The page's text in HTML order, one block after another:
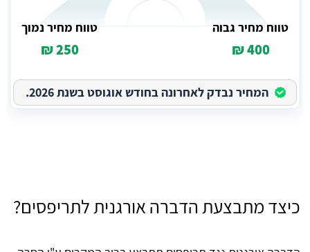
טווח מחיר גבוה
400 ₪
טווח מחיר נמוך
250 ₪
המחיר נבדק לאחרונה בחודש אוגוסט בשנת 2026.
כיצד מתבצעת הדברה אורגנית לתריפסים?